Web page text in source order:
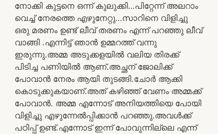
നോക്കി കുട്ടനെ ഒന്ന് കുലുക്കി…പിറ്റേന്ന് അലറാം
വെച്ച് നേരത്തെ എഴുനേറ്റു…സാറിനെ വിളിച്ചു
ഒരു മരണം ഉണ്ട് ലീവ് തരണം എന്ന് പറഞ്ഞു ലീവ്
വാങ്ങി .എന്നിട്ട് ഞാൻ ഉമ്മറത്ത് വന്നു
ഇരുന്നു.അമ്മ അടുക്കളയിൽ വലിയ തിരക്ക്
പിടിച്ച പണിയിൽ ആണ്.അച്ഛന് ജോലിക്ക്
പോവാൻ നേരം ആയി തുടങ്ങി.ചോർ ആക്കി
കൊടുക്കുകയാണ്.അത് കഴിഞ്ഞ് വേണം അമ്മക്ക്
പോവാൻ. അമ്മ എന്നോട് അനിയത്തിയെ പോയി
വിളിച്ചു എഴുന്നേൽപ്പിക്കാൻ പറഞ്ഞു.അവൾക്ക്
പഠിപ്പ് ഉണ്ട്.എന്നോട് ഇന്ന് പോവുന്നില്ലെ എന്ന്